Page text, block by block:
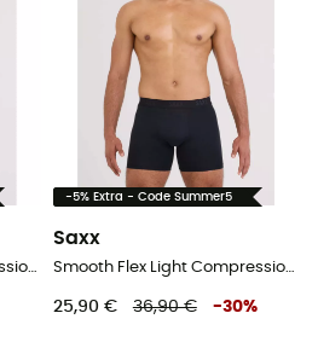
Smooth Flex Light Compression Boxer Brief - Unterwäsche - Herren
-5% Extra - Code Summer5
Saxx
Smooth Flex Light Compression Boxer Brief - Unterwäsche - Herren
25,90 € 36,90 € -30%